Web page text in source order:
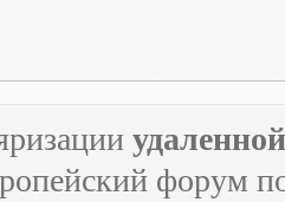
форум